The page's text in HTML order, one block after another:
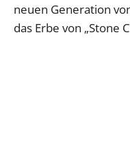
neuen Generation
das Erbe von „Stone